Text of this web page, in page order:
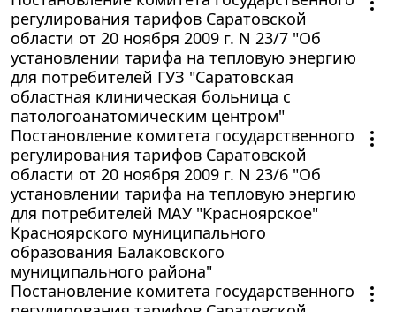
регулирования тарифов Саратовской
области от 20 ноября 2009 г. N 23/7 "Об
установлении тарифа на тепловую энергию
для потребителей ГУЗ "Саратовская
областная клиническая больница с
патологоанатомическим центром"
Постановление комитета государственного
регулирования тарифов Саратовской
области от 20 ноября 2009 г. N 23/6 "Об
установлении тарифа на тепловую энергию
для потребителей МАУ "Красноярское"
Красноярского муниципального
образования Балаковского
муниципального района"
Постановление комитета государственного